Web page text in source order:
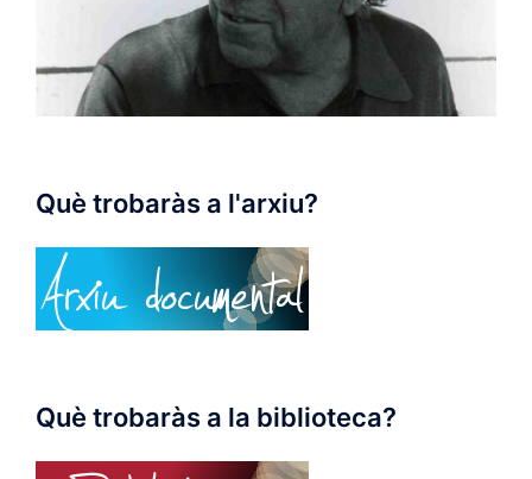
Què trobaràs a l'arxiu?
Què trobaràs a la biblioteca?